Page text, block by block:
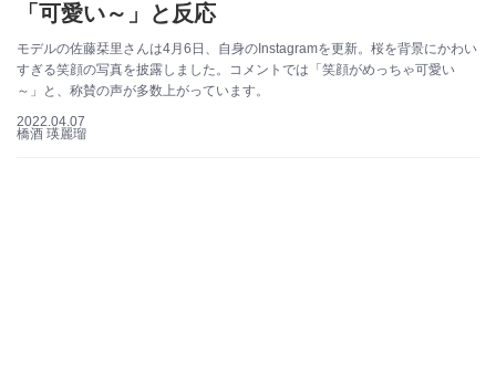
「可愛い～」と反応
モデルの佐藤栞里さんは4月6日、自身のInstagramを更新。桜を背景にかわい
すぎる笑顔の写真を披露しました。コメントでは「笑顔がめっちゃ可愛い
～」と、称賛の声が多数上がっています。
2022.04.07
橋酒 瑛麗瑠